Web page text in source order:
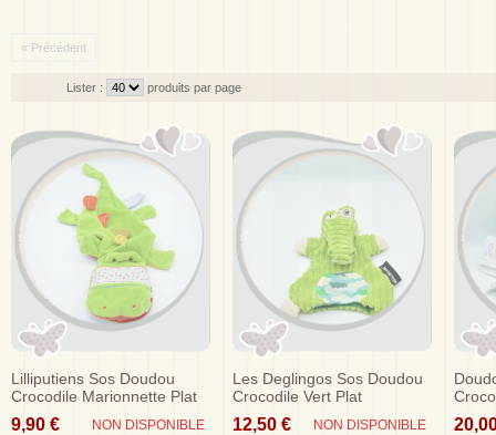
« Précédent
Lister : produits par page
Lilliputiens Sos Doudou
Crocodile Marionnette Plat
Vert
9,90 € NON DISPONIBLE
Les Deglingos Sos Doudou
Crocodile Vert Plat
Marionnette
12,50 € NON DISPONIBLE